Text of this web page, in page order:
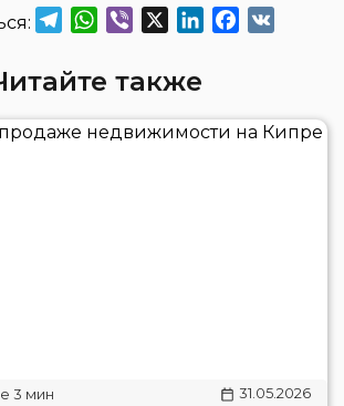
TelegramWhatsApp
Viber LinkedInFacebook
также
31.05.2026